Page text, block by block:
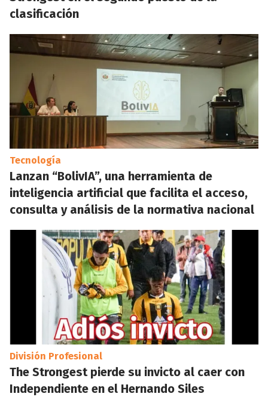
clasificación
Tecnología
Lanzan “BolivIA”, una herramienta de
inteligencia artificial que facilita el acceso,
consulta y análisis de la normativa nacional
División Profesional
The Strongest pierde su invicto al caer con
Independiente en el Hernando Siles